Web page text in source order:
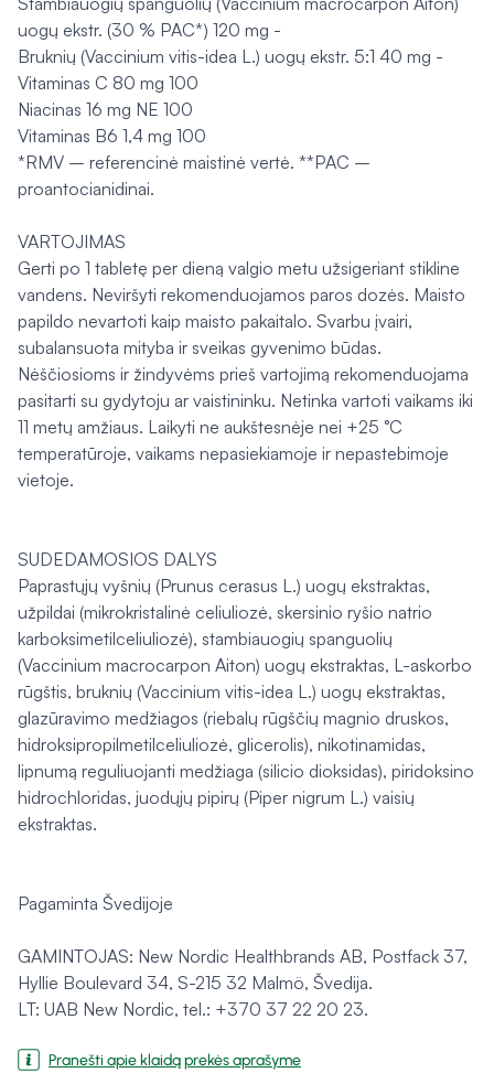
uogų ekstr. (30 % PAC*) 120 mg -
Bruknių (Vaccinium vitis-idea L.) uogų ekstr. 5:1 40 mg -
Vitaminas C 80 mg 100
Niacinas 16 mg NE 100
Vitaminas B6 1,4 mg 100
*RMV – referencinė maistinė vertė. **PAC –
proantocianidinai.
VARTOJIMAS
Gerti po 1 tabletę per dieną valgio metu užsigeriant stikline
vandens. Neviršyti rekomenduojamos paros dozės. Maisto
papildo nevartoti kaip maisto pakaitalo. Svarbu įvairi,
subalansuota mityba ir sveikas gyvenimo būdas.
Nėščiosioms ir žindyvėms prieš vartojimą rekomenduojama
pasitarti su gydytoju ar vaistininku. Netinka vartoti vaikams iki
11 metų amžiaus. Laikyti ne aukštesnėje nei +25 °C
temperatūroje, vaikams nepasiekiamoje ir nepastebimoje
vietoje.
SUDEDAMOSIOS DALYS
Paprastųjų vyšnių (Prunus cerasus L.) uogų ekstraktas,
užpildai (mikrokristalinė celiuliozė, skersinio ryšio natrio
karboksimetilceliuliozė), stambiauogių spanguolių
(Vaccinium macrocarpon Aiton) uogų ekstraktas, L-askorbo
rūgštis, bruknių (Vaccinium vitis-idea L.) uogų ekstraktas,
glazūravimo medžiagos (riebalų rūgščių magnio druskos,
hidroksipropilmetilceliuliozė, glicerolis), nikotinamidas,
lipnumą reguliuojanti medžiaga (silicio dioksidas), piridoksino
hidrochloridas, juodųjų pipirų (Piper nigrum L.) vaisių
ekstraktas.
Pagaminta Švedijoje
GAMINTOJAS: New Nordic Healthbrands AB, Postfack 37,
Hyllie Boulevard 34, S-215 32 Malmö, Švedija.
LT: UAB New Nordic, tel.: +370 37 22 20 23.
Pranešti apie klaidą prekės aprašyme